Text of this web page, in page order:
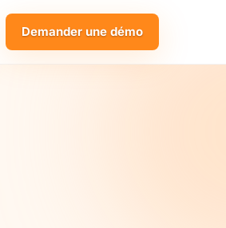
Demander une démo